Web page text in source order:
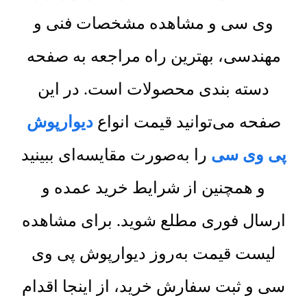
وی سی و مشاهده مشخصات فنی و
مهندسی، بهترین راه مراجعه به صفحه
دسته بندی محصولات است. در این
صفحه می‌توانید قیمت انواعدیوارپوش
پی وی سی را به‌صورت مقایسه‌ای ببینید
و همچنین از شرایط خرید عمده و
ارسال فوری مطلع شوید. برای مشاهده
لیست قیمت به‌روز دیوارپوش پی وی
سی و ثبت سفارش خرید، از اینجا اقدام